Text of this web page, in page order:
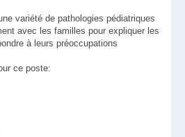
variété de pathologies pédiatriques
avec les familles pour expliquer les
à leurs préoccupations
ce poste: